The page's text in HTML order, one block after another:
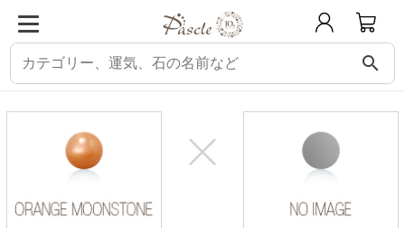
search
パスクル 組み合わせ・相性チェック オレンジムーンストーンと相性の良い石